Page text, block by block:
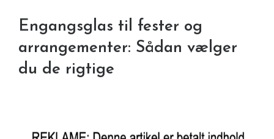
Engangsglas til fester og
arrangementer: Sådan vælger
du de rigtige